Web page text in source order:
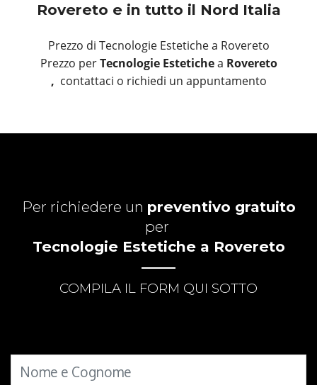
Rovereto e in tutto il Nord Italia
Prezzo di Tecnologie Estetiche a Rovereto
Prezzo perTecnologie Estetichea Rovereto
, contattaci o richiedi un appuntamento
Per richiedere un preventivo gratuito
per
Tecnologie Estetiche a Rovereto
COMPILA IL FORM QUI SOTTO